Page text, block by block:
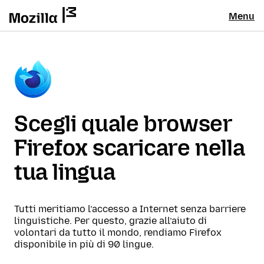
Menu
Scegli quale browser
Firefox scaricare nella
tua lingua
Tutti meritiamo l’accesso a Internet senza barriere
linguistiche. Per questo, grazie all’aiuto di
volontari da tutto il mondo, rendiamo Firefox
disponibile in più di 90 lingue.